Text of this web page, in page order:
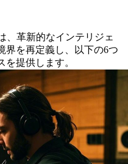
、革新的なインテリジェ
界を再定義し、以下の6つ
提供します。